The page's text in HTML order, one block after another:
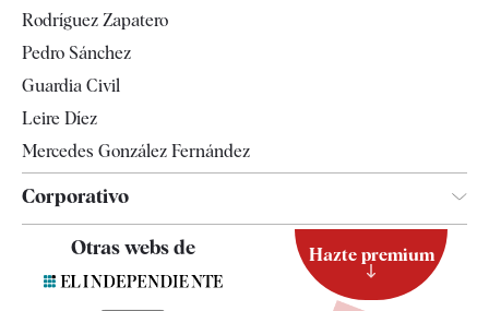
Televisión
Rodríguez Zapatero
Pedro Sánchez
Guardia Civil
Leire Díez
Mercedes González Fernández
Corporativo
Contacto
Otras webs de Hazte premium